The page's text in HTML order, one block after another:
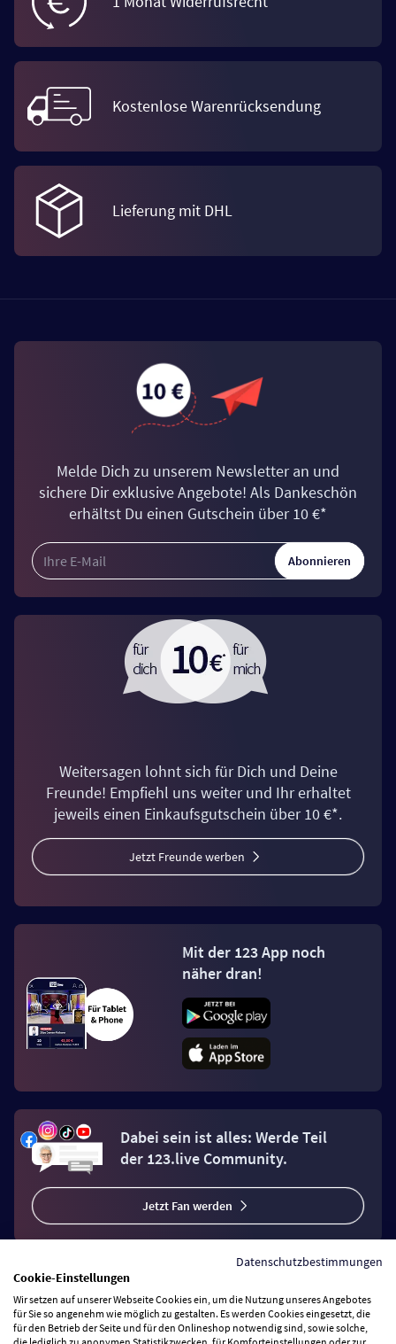
Kostenlose Warenrücksendung
Lieferung mit DHL
Melde Dich zu unserem Newsletter an und
sichere Dir exklusive Angebote! Als Dankeschön
erhältst Du einen Gutschein über 10 €*
Abonnieren
Weitersagen lohnt sich für Dich und Deine
Freunde! Empfiehl uns weiter und Ihr erhaltet
jeweils einen Einkaufsgutschein über 10 €*.
Jetzt Freunde werben
Mit der 123 App noch
näher dran!
Dabei sein ist alles: Werde Teil
der 123.live Community.
Jetzt Fan werden
Vertrag widerrufen
Datenschutzbestimmungen
Cookie-Einstellungen
Wir setzen auf unserer Webseite Cookies ein, um die Nutzung unseres Angebotes
für Sie so angenehm wie möglich zu gestalten. Es werden Cookies eingesetzt, die
für den Betrieb der Seite und für den Onlineshop notwendig sind, sowie solche,